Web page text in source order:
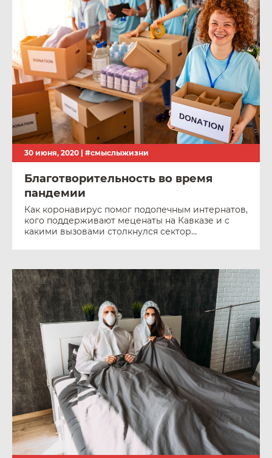
30 июня, 2020 | #смыслыжизни
Благотворительность во время
пандемии
Как коронавирус помог подопечным интернатов,
кого поддерживают меценаты на Кавказе и с
какими вызовами столкнулся сектор